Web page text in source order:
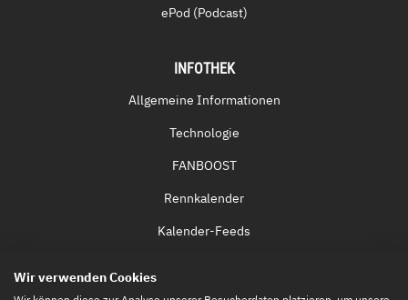
ePod (Podcast)
INFOTHEK
Allgemeine Informationen
Technologie
FANBOOST
Rennkalender
Kalender-Feeds
Eintrittskarten
Wir verwenden Cookies